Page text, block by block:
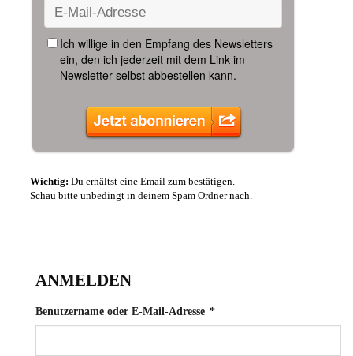
Wichtig: Du erhältst eine Email zum bestätigen.
Schau bitte unbedingt in deinem Spam Ordner nach.
ANMELDEN
Benutzername oder E-Mail-Adresse *Erforderlich